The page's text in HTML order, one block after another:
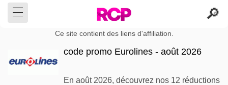
Ce site contient des liens d'affiliation.
code promo Eurolines - août 2026
En août 2026, découvrez nos 12 réductions